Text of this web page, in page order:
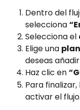
Dentro del
selecciona
Selecciona el
Elige una
deseas
Haz clic en
Para
activar el flujo.